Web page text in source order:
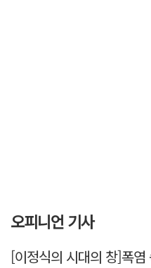
오피니언 기사